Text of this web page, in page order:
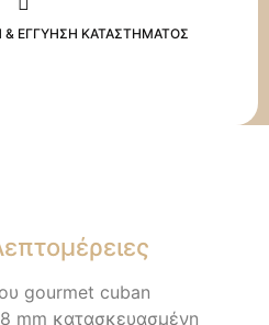
& ΕΓΓΥΗΣΗ ΚΑΤΑΣΤΗΜΑΤΟΣ
gourmet cuban
mm κατασκευασμένη